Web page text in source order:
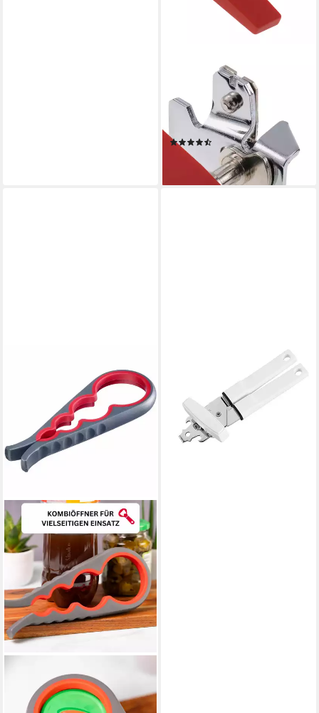
Dosenöffner kompakt, Länge:
7,8 cm, Stahl,
verchromt/Kunststoff, Sieger
ab 20,90 €
lieferbar - in 5-6 Werktagen bei dir
Multiöffner Länge: 23 cm,
Moby Dick, Glas- und
lieferbar - in 5-6 Werktagen bei dir